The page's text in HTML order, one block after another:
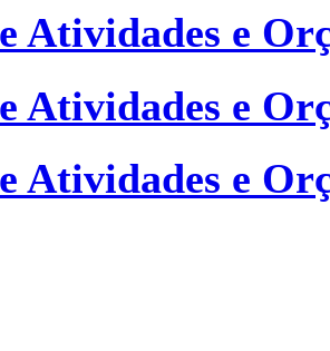
Atividades e
Atividades e
Atividades e